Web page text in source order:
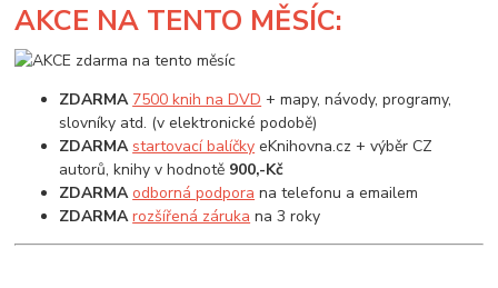
AKCE NA TENTO MĚSÍC:
ZDARMA 7500 knih na DVD + mapy, návody, programy,
slovníky atd. (v elektronické podobě)
ZDARMA startovací balíčky eKnihovna.cz + výběr CZ
autorů, knihy v hodnotě 900,-Kč
ZDARMA odborná podpora na telefonu a emailem
ZDARMA rozšířená záruka na 3 roky